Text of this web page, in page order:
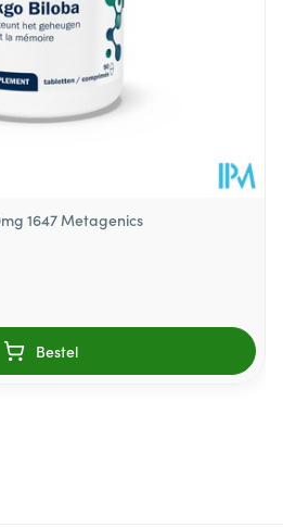
1647 Metagenics
Bestel